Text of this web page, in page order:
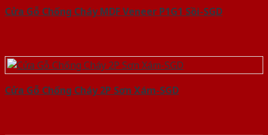
Cửa Gỗ Chống Cháy MDF Veneer P1G1 Sồi-SGD
Cửa Gỗ Chống Cháy 2P Sơn Xám-SGD